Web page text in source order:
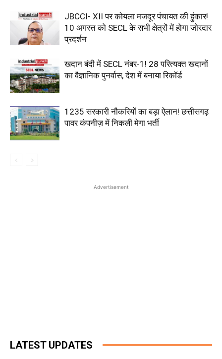
JBCCI- XII पर कोयला मजदूर पंचायत की हुंकार!
10 अगस्त को SECL के सभी क्षेत्रों में होगा जोरदार
प्रदर्शन
खदान बंदी में SECL नंबर-1! 28 परित्यक्त खदानों
का वैज्ञानिक पुनर्वास, देश में बनाया रिकॉर्ड
1235 सरकारी नौकरियों का बड़ा ऐलान! छत्तीसगढ़
पावर कंपनीज़ में निकली मेगा भर्ती
Advertisement
LATEST UPDATES